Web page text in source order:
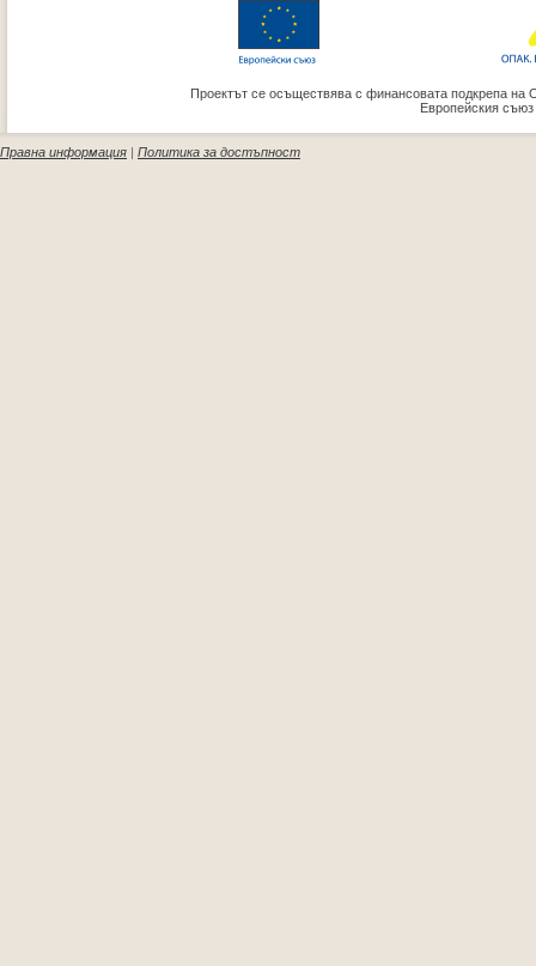
Проектът се осъществява с финансовата подкрепа на
Европейския
Правна информация | Политика за достъпност